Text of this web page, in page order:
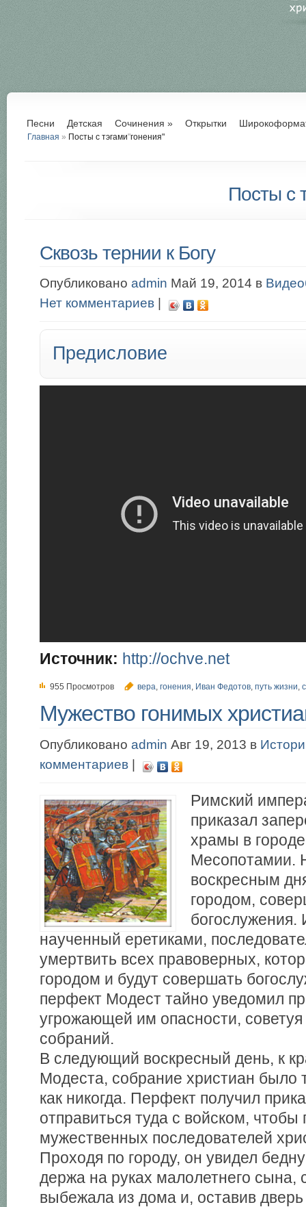
Песни Детская Сочинения » Открытки
Главная » Посты с тэгами"гонения"
Посты с
Сквозь тернии к Богу
Опубликовано admin Май 19, 2014 в
Нет комментариев |
Предисловие
Источник: http://ochve.net
955 Просмотров вера, гонения, Иван Федотов, путь жизни,
Мужество гонимых
Опубликовано admin Авг 19, 2013 в
комментариев |
Римский
приказал
храмы в
Месопотамии.
воскресным
городом,
богослужения.
наученный еретиками,
умертвить всех правоверных,
городом и будут совершать
перфект Модест тайно уведомил
угрожающей им опасности,
собраний.
В следующий воскресный день, к
Модеста, собрание христиан было
как никогда. Перфект получил
отправиться туда с войском, чтобы
мужественных последователей
Проходя по городу, он увидел
держа на руках малолетнего сына,
выбежала из дома и, оставив